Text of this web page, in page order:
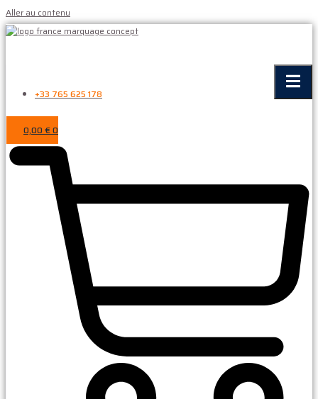
Aller au contenu
+33 765 625 178
0,00 €0